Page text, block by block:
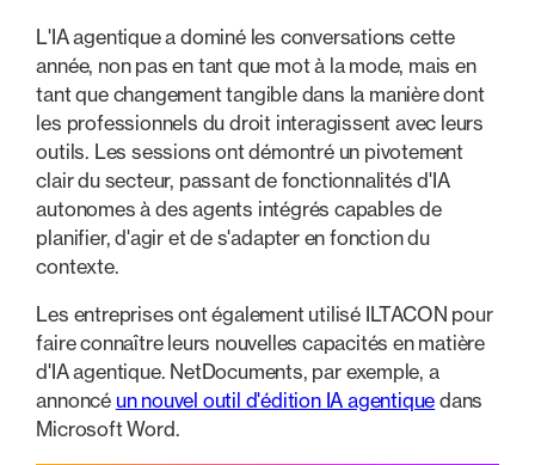
L'IA agentique a dominé les conversations cette
année, non pas en tant que mot à la mode, mais en
tant que changement tangible dans la manière dont
les professionnels du droit interagissent avec leurs
outils. Les sessions ont démontré un pivotement
clair du secteur, passant de fonctionnalités d'IA
autonomes à des agents intégrés capables de
planifier, d'agir et de s'adapter en fonction du
contexte.
Les entreprises ont également utilisé ILTACON pour
faire connaître leurs nouvelles capacités en matière
d'IA agentique. NetDocuments, par exemple, a
annoncé un nouvel outil d'édition IA agentique dans
Microsoft Word.